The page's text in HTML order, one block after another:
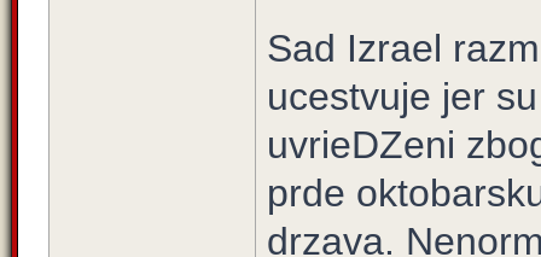
Sad Izrael
ucestvuje jer
uvrieDZeni
prde
drzava.